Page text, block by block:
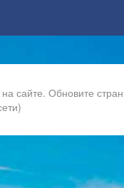
сайте. Обновите